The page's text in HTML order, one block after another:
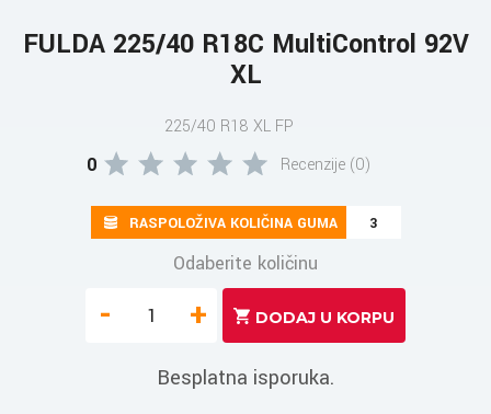
FULDA 225/40 R18C MultiControl 92V
XL
225/40 R18 XL FP
0 Recenzije (0)
RASPOLOŽIVA KOLIČINA GUMA 3
Odaberite količinu
- +
Besplatna isporuka.